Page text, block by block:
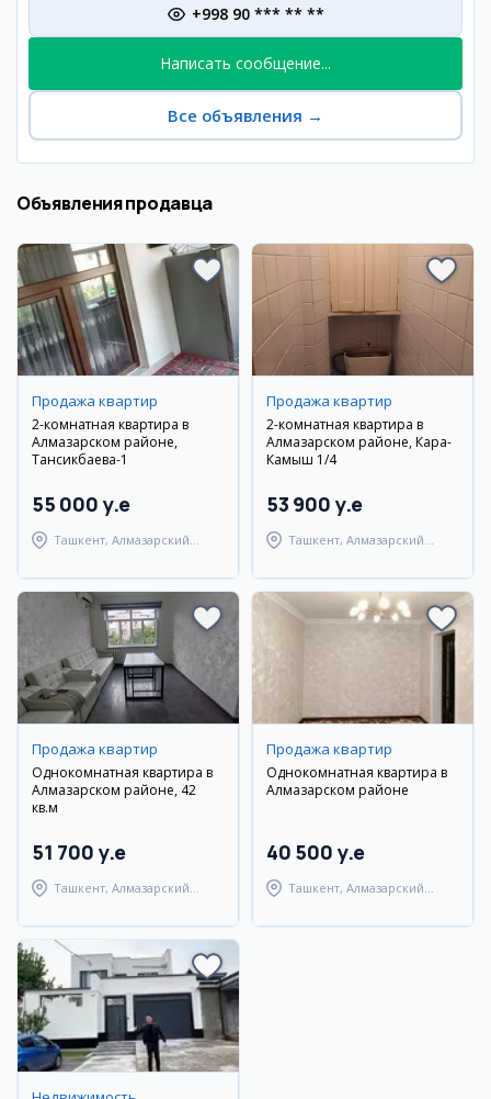
+998 90 *** ** **
Написать сообщение...
Все объявления →
Объявления продавца
Продажа квартир
2-комнатная квартира в
Алмазарском районе,
Тансикбаева-1
55 000 y.e
Ташкент, Алмазарский
Продажа квартир
2-комнатная квартира в
Алмазарском районе, Кара-
Камыш 1/4
53 900 y.e
Ташкент, Алмазарский
Продажа квартир
Однокомнатная квартира в
Алмазарском районе, 42
кв.м
51 700 y.e
Ташкент, Алмазарский
Продажа квартир
Однокомнатная квартира в
Алмазарском районе
40 500 y.e
Ташкент, Алмазарский